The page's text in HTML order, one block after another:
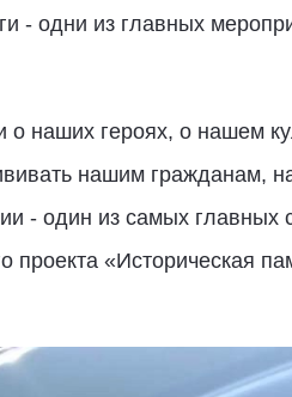
- одни из главных
наших героях, о нашем
нашим гражданам,
- один из самых главных
«Историческая